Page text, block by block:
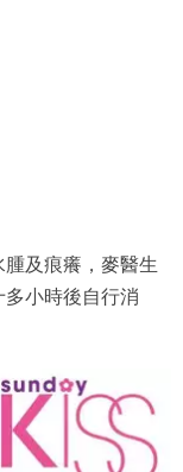
及痕癢，麥醫生
小時後自行消